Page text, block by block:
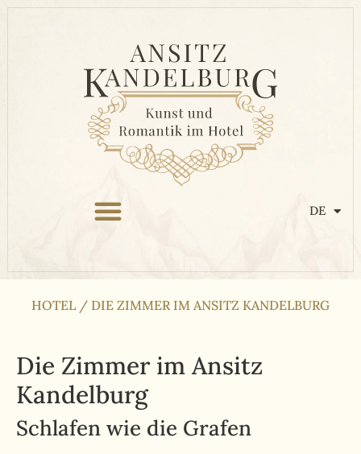
DE
HOTEL / DIE ZIMMER IM ANSITZ KANDELBURG
Die Zimmer im Ansitz
Kandelburg
Schlafen wie die Grafen